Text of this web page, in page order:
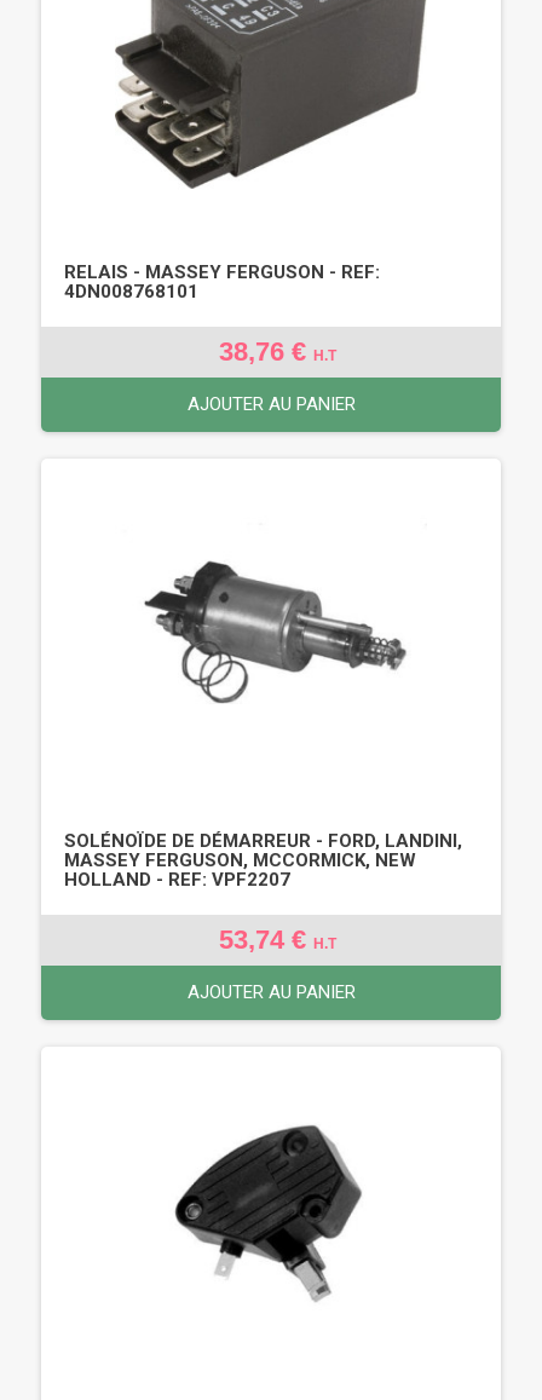
RELAIS - MASSEY FERGUSON - REF:
4DN008768101
38,76 € H.T
AJOUTER AU PANIER
SOLÉNOÏDE DE DÉMARREUR - FORD, LANDINI,
MASSEY FERGUSON, MCCORMICK, NEW
HOLLAND - REF: VPF2207
53,74 € H.T
AJOUTER AU PANIER